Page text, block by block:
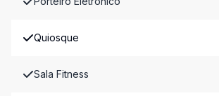
Quiosque
Sala Fitness